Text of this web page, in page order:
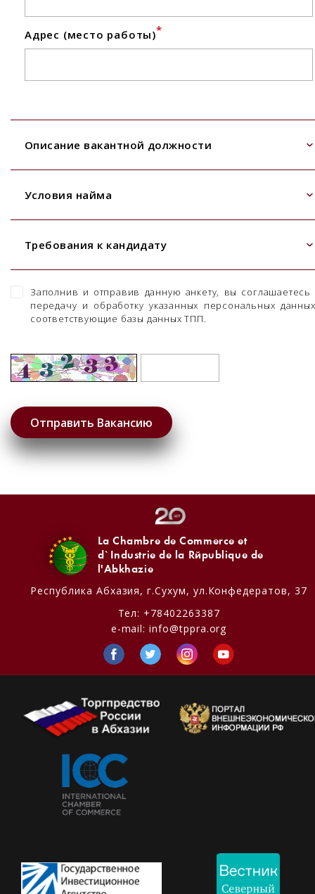
Адрес (место работы)*
Описание вакантной должности
Условия найма
Требования к кандидату
Заполнив и отправив данную анкету, вы соглашаетесь
передачу и обработку указанных персональных
соответствующие базы данных ТПП.
La Chambre de Commerce et
d`Industrie de la République de
l'Abkhazie
Республика Абхазия, г.Сухум, ул.Конфедератов, 37
Тел: +78402263387
e-mail:info@tppra.org